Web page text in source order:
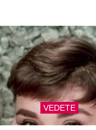
VEDETE